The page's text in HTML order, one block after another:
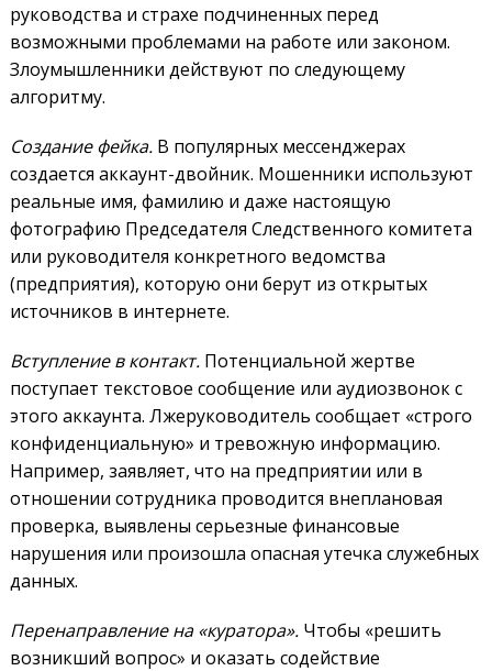
руководства и страхе подчиненных перед
возможными проблемами на работе или законом.
Злоумышленники действуют по следующему
алгоритму.
Создание фейка.В популярных мессенджерах
создается аккаунт-двойник. Мошенники используют
реальные имя, фамилию и даже настоящую
фотографию Председателя Следственного комитета
или руководителя конкретного ведомства
(предприятия), которую они берут из открытых
источников в интернете.
Вступление в контакт.Потенциальной жертве
поступает текстовое сообщение или аудиозвонок с
этого аккаунта. Лжеруководитель сообщает «строго
конфиденциальную» и тревожную информацию.
Например, заявляет, что на предприятии или в
отношении сотрудника проводится внеплановая
проверка, выявлены серьезные финансовые
нарушения или произошла опасная утечка служебных
данных.
Перенаправление на «куратора».Чтобы «решить
возникший вопрос» и оказать содействие